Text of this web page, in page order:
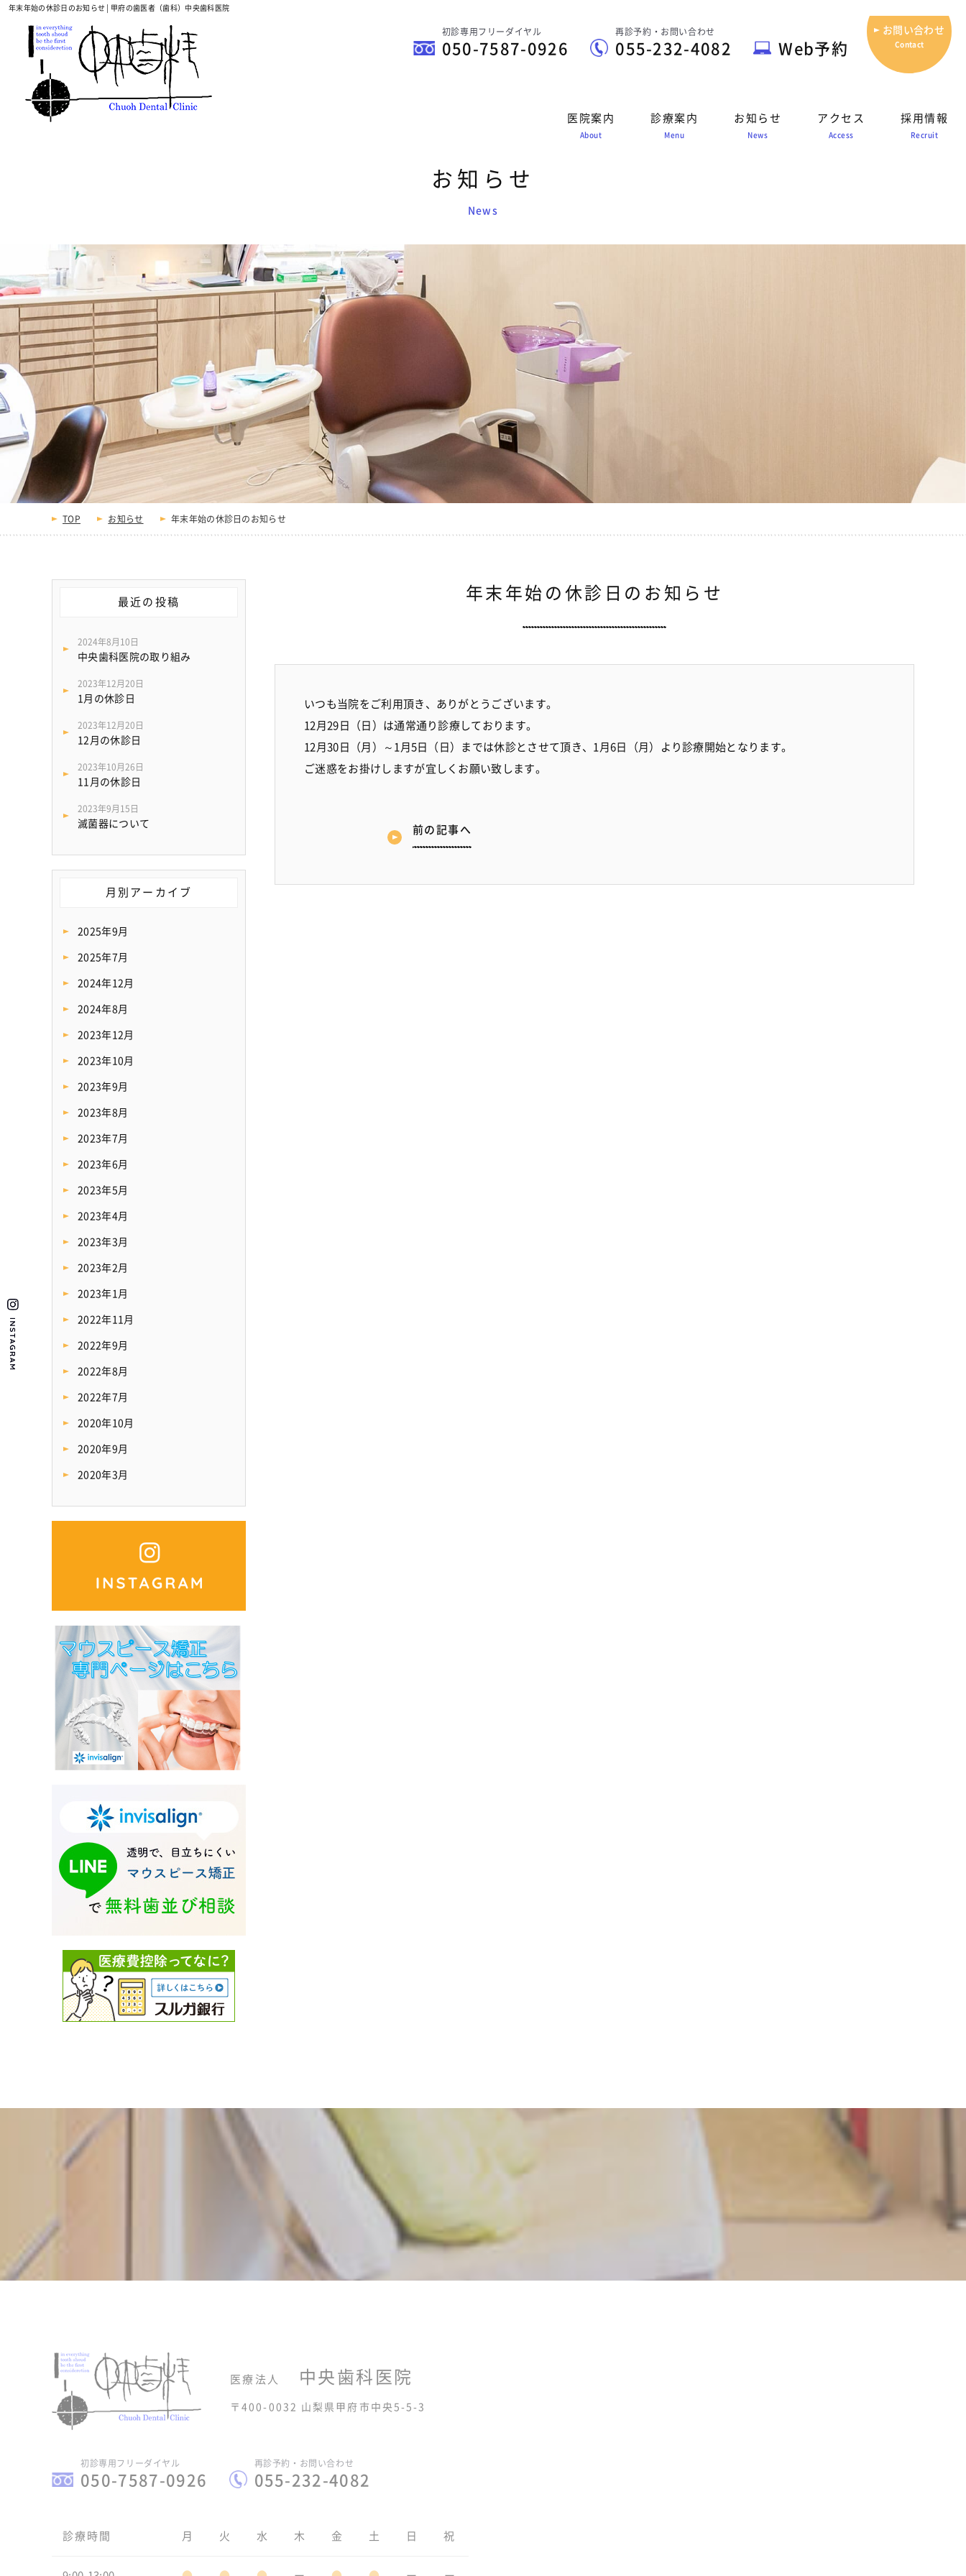
初診専用フリーダイヤル
050-7587-0926
再診予約・お問い合わせ
055-232-4082 Web予約
お問い合わせ
Contact
医院案内
About
診療案内
Menu
お知らせ
News
アクセス
Access
採用情報
Recruit
年末年始の休診日のお知らせ | 甲府の歯医者（歯科）中央歯科医院
お知らせ
News
TOP お知らせ 年末年始の休診日のお知らせ
年末年始の休診日のお知らせ
いつも当院をご利用頂き、ありがとうございます。
12月29日（日）は通常通り診療しております。
12月30日（月）～1月5日（日）までは休診とさせて頂き、1月6日（月）より診療開始となります。
ご迷惑をお掛けしますが宜しくお願い致します。
前の記事へ
最近の投稿
2024年8月10日
中央歯科医院の取り組み
2023年12月20日
1月の休診日
2023年12月20日
12月の休診日
2023年10月26日
11月の休診日
2023年9月15日
滅菌器について
月別アーカイブ
2025年9月
2025年7月
2024年12月
2024年8月
2023年12月
2023年10月
2023年9月
2023年8月
2023年7月
2023年6月
2023年5月
2023年4月
2023年3月
2023年2月
2023年1月
2022年11月
2022年9月
2022年8月
2022年7月
2020年10月
2020年9月
2020年3月
医療法人 中央歯科医院
〒400-0032 山梨県甲府市中央5-5-3
初診専用フリーダイヤル
050-7587-0926
再診予約・お問い合わせ
055-232-4082
診療時間 月 火 水 木 金 土 日 祝